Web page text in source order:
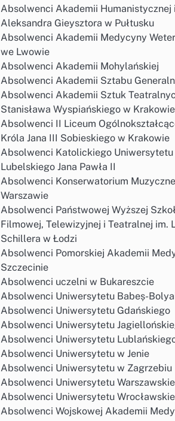
Absolwenci Akademii Humanistycznej
Aleksandra Gieysztora w Pułtusku
Absolwenci Akademii Medycyny
we Lwowie
Absolwenci Akademii Mohylańskiej
Absolwenci Akademii Sztabu
Absolwenci Akademii Sztuk
Stanisława Wyspiańskiego w Krakowie
Absolwenci II Liceum
Króla Jana III Sobieskiego w Krakowie
Absolwenci Katolickiego Uniwersytetu
Lubelskiego Jana Pawła II
Absolwenci Konserwatorium
Warszawie
Absolwenci Państwowej Wyższej
Filmowej, Telewizyjnej i Teatralnej im.
Schillera w Łodzi
Absolwenci Pomorskiej Akademii
Szczecinie
Absolwenci uczelni w Bukareszcie
Absolwenci Uniwersytetu Babeș-
Absolwenci Uniwersytetu Gdańskiego
Absolwenci Uniwersytetu
Absolwenci Uniwersytetu
Absolwenci Uniwersytetu w Jenie
Absolwenci Uniwersytetu w Zagrzebiu
Absolwenci Uniwersytetu
Absolwenci Uniwersytetu
Absolwenci Wojskowej Akademii